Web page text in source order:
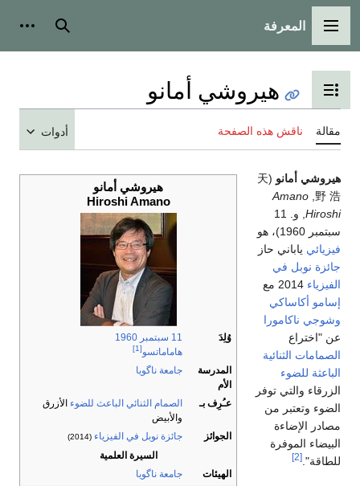
القائمة الرئيسية
المعرفة بحث
تبديل عرض جدول المحتويات
هيروشي أمانو
مقالة ناقش هذه الصفحة أدوات
هيروشي أمانو
Hiroshi Amano
وُلِدَ 11 سبتمبر
1960
هاماماتسو[1]
المدرسة
الأم
جامعة ناگويا
عـُرِف بـ الصمام الثنائي الباعث للضوء الأزرق
والأبيض
الجوائز
جائزة نوبل في الفيزياء (2014)
السيرة العلمية
الهيئات
جامعة ناگويا
هيروشي أمانو (
天
野 浩
Amano
Hiroshi
, و. 11
سبتمبر 1960)
، هو
فيزيائي ياباني حاز
جائزة نوبل في
الفيزياء
إسامو أكاساكي
وشوجي ناكامورا
عن "اختراع
الصمامات الثنائية
الباعثة للضوء
الزرقاء والتي توفر
الضوء وتعتبر من
مصادر الإضاءة
البيضاء الموفرة
للطاقة". [2]